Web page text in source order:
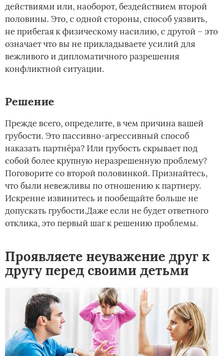
действиями или, наоборот, бездействием второй
половины. Это, с одной стороны, способ уязвить,
не прибегая к физическому насилию, с другой – это
означает что вы не прикладываете усилий для
вежливого и дипломатичного разрешения
конфликтной ситуации.
Решение
Прежде всего, определите, в чем причина вашей
грубости. Это пассивно-агрессивный способ
наказать партнёра? Или грубость скрывает под
собой более крупную неразрешенную проблему?
Поговорите со второй половинкой. Признайтесь,
что были невежливы по отношению к партнеру.
Искренне извинитесь и пообещайте больше не
допускать грубости.Даже если не будет ответного
отклика, это первый шаг к решению проблемы.
Проявляете неуважение друг к
другу перед своими детьми